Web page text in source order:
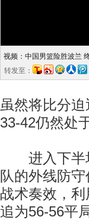
视频：中国男篮险胜波兰
转发至：
虽然将比分
33-42仍然处
进入下半场
队的外线防
战术奏效，
追为56-56平局